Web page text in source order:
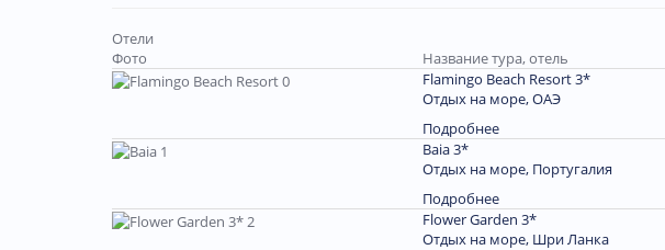
Отели
Фото
Название тура, отель
Flamingo Beach Resort 3*
Отдых на море, ОАЭ
Подробнее
Baia 3*
Отдых на море, Португалия
Подробнее
Flower Garden 3*
Отдых на море, Шри Ланка